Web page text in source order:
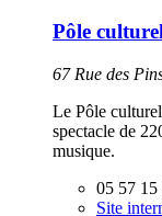
Pôle
67 Rue des
Le Pôle
spectacle de
musique.
05 57 15
Site